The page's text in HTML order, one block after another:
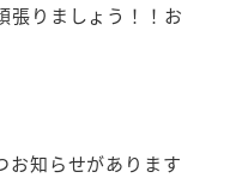
張りましょう！！お
お知らせがあります